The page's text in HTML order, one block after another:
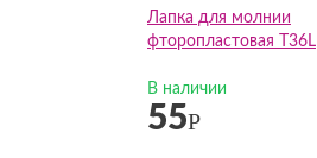
Лапка для молнии
фторопластовая T36L
В наличии
55Р